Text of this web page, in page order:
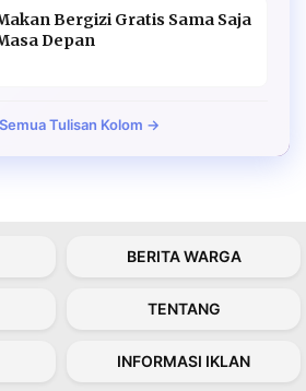
Bergizi Gratis Sama Saja
Depan
Tulisan Kolom →
BERITA WARGA
TENTANG
INFORMASI IKLAN